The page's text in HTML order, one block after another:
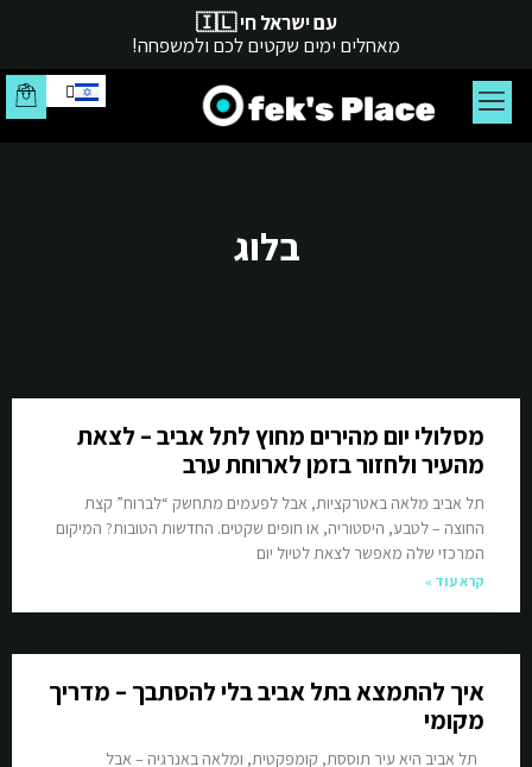
עם ישראל חי 🇮🇱
מאחלים ימים שקטים לכם ולמשפחה!
בלוג
מסלולי יום מהירים מחוץ לתל אביב – לצאת
מהעיר ולחזור בזמן לארוחת ערב
תל אביב מלאה באטרקציות, אבל לפעמים מתחשק “לברוח” קצת
החוצה – לטבע, היסטוריה, או חופים שקטים. החדשות הטובות? המיקום
המרכזי שלה מאפשר לצאת לטיול יום
קרא עוד »
איך להתמצא בתל אביב בלי להסתבך – מדריך
מקומי
תל אביב היא עיר תוססת, קומפקטית, ומלאה באנרגיה – אבל